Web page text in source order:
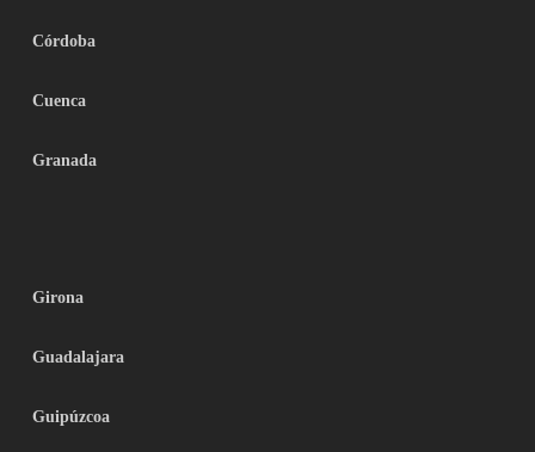
Córdoba
Cuenca
Granada
Girona
Guadalajara
Guipúzcoa